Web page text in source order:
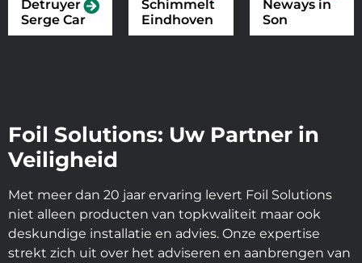
Detruyer
Serge Car
Schimmelt
Eindhoven
Neways in
Son
Foil Solutions: Uw Partner in
Veiligheid
Met meer dan 20 jaar ervaring levert Foil Solutions
niet alleen producten van topkwaliteit maar ook
deskundige installatie en advies. Onze expertise
strekt zich uit over het adviseren en aanbrengen van